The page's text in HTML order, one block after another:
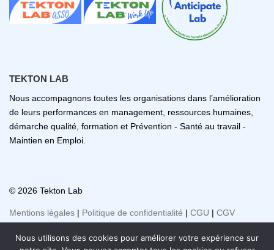
TEKTON LAB
Nous accompagnons toutes les organisations dans l’amélioration
de leurs performances en management, ressources humaines,
démarche qualité, formation et Prévention - Santé au travail -
Maintien en Emploi.
© 2026 Tekton Lab
Mentions légales | Politique de confidentialité | CGU | CGV
Nous utilisons des cookies pour améliorer votre expérience sur